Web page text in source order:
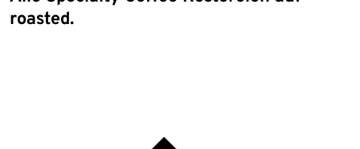
roasted.